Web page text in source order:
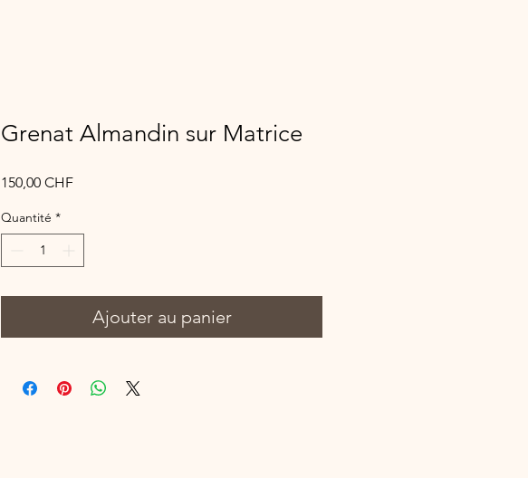
Grenat Almandin sur Matrice
150,00 CHFPrix
Quantité *
Ajouter au panier